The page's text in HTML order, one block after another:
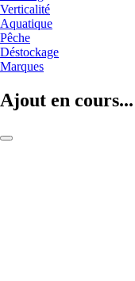
Verticalité
Aquatique
Pêche
Déstockage
Marques
Ajout en cours...